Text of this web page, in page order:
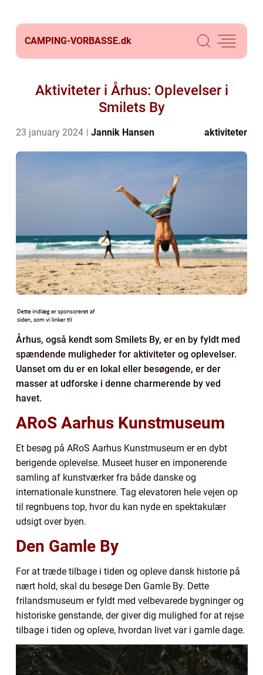
CAMPING-VORBASSE.dk
Aktiviteter i Århus: Oplevelser i
Smilets By
23 january 2024 Jannik Hansen aktiviteter
Århus, også kendt som Smilets By, er en by fyldt med
spændende muligheder for aktiviteter og oplevelser.
Uanset om du er en lokal eller besøgende, er der
masser at udforske i denne charmerende by ved
havet.
ARoS Aarhus Kunstmuseum
Et besøg på ARoS Aarhus Kunstmuseum er en dybt
berigende oplevelse. Museet huser en imponerende
samling af kunstværker fra både danske og
internationale kunstnere. Tag elevatoren hele vejen op
til regnbuens top, hvor du kan nyde en spektakulær
udsigt over byen.
Den Gamle By
For at træde tilbage i tiden og opleve dansk historie på
nært hold, skal du besøge Den Gamle By. Dette
frilandsmuseum er fyldt med velbevarede bygninger og
historiske genstande, der giver dig mulighed for at rejse
tilbage i tiden og opleve, hvordan livet var i gamle dage.